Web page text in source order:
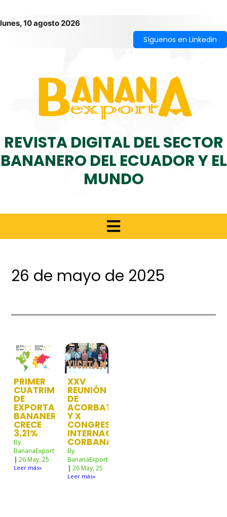
lunes, 10 agosto 2026
Síguenos en Linkedin
REVISTA DIGITAL DEL SECTOR
BANANERO DEL ECUADOR Y EL
MUNDO
26 de mayo de 2025
PRIMER
CUATRIMESTRE
DE
EXPORTACIONES
BANANERAS
CRECE
3,21%
By
BananaExportNw
| 26May, 25
Leer más»
XXV
REUNIÓN
DE
ACORBAT
Y X
CONGRESO
INTERNACIONAL
CORBANA
By
BananaExportNw
| 26May, 25
Leer más»